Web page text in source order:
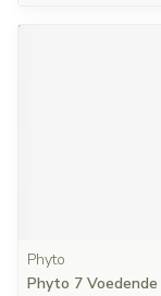
Phyto
Phyto 7 Voedende